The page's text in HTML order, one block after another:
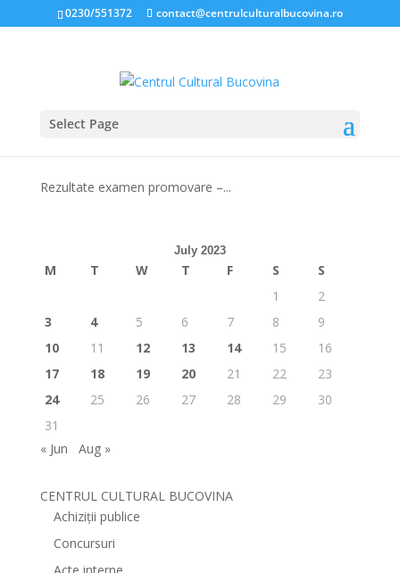
0230/551372 contact@centrulculturalbucovina.ro
Select Page
Rezultate examen de promovare – 14.07.2023
Rezultate examen promovare –...
July 2023
M T W T F S
S
1
2
3
4 5 6 7 8
9
10
11 12 13 14 15
16
17
18 19 20 21 22
23
24
25 26 27 28 29
30
31
« Jun
Aug »
CENTRUL CULTURAL BUCOVINA
Achiziții publice
Concursuri